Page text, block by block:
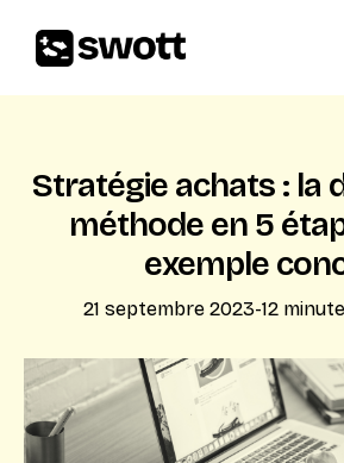
Stratégie achats : la
méthode en 5
exemple
21 septembre 2023-12